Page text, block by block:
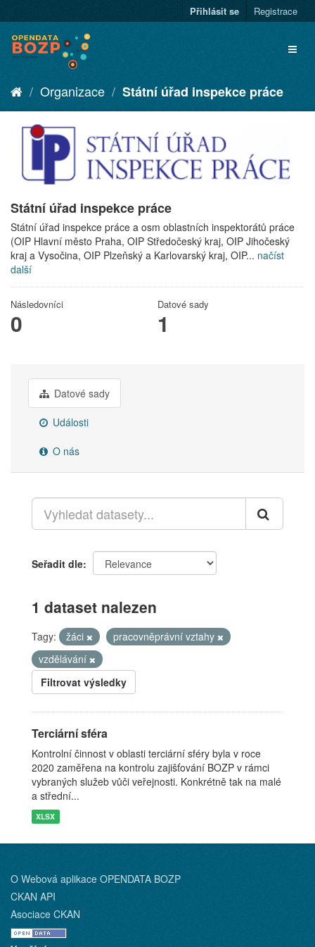
Přihlásit se Registrace
Organizace Státní úřad inspekce práce
Státní úřad inspekce práce
Státní úřad inspekce práce a osm oblastních inspektorátů práce
(OIP Hlavní město Praha, OIP Středočeský kraj, OIP Jihočeský
kraj a Vysočina, OIP Plzeňský a Karlovarský kraj, OIP... načíst
další
Následovníci
0
Datové sady
1
Datové sady
Události
O nás
Seřadit dle
1 dataset nalezen
Tagy: žáci
pracovněprávní vztahy
vzdělávání
Filtrovat výsledky
Terciární sféra
Kontrolní činnost v oblasti terciární sféry byla v roce
2020 zaměřena na kontrolu zajišťování BOZP v rámci
vybraných služeb vůči veřejnosti. Konkrétně tak na malé
a střední...
XLSX
O Webová aplikace OPENDATA BOZP
CKAN API
Asociace CKAN